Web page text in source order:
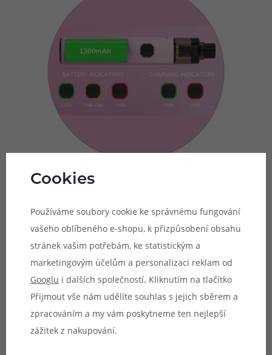
Plně regulovatelné airflow
Přímo pod nasazenou cartridgí se nachází otvor pro
přísun vzduchu do cartridge během potahování.
Otáčením cartridge na těle baterie si tento otvor
otevíráte, nebo přivíráte, díky čemuž si budete moci velice
pohodlně, rychle a snadno upravit výslednou tuhost
potahu. Regulace přívodu vzduchu ještě nikdy nebyla
snazší.
Cookies
Používáme soubory cookie ke správnému fungování
vašeho oblíbeného e-shopu, k přizpůsobení obsahu
stránek vašim potřebám, ke statistickým a
marketingovým účelům a personalizaci reklam od
Googlu i dalších společností. Kliknutím na tlačítko
Přijmout vše nám udělíte souhlas s jejich sběrem a
zpracováním a my vám poskytneme ten nejlepší
zážitek z nakupování.